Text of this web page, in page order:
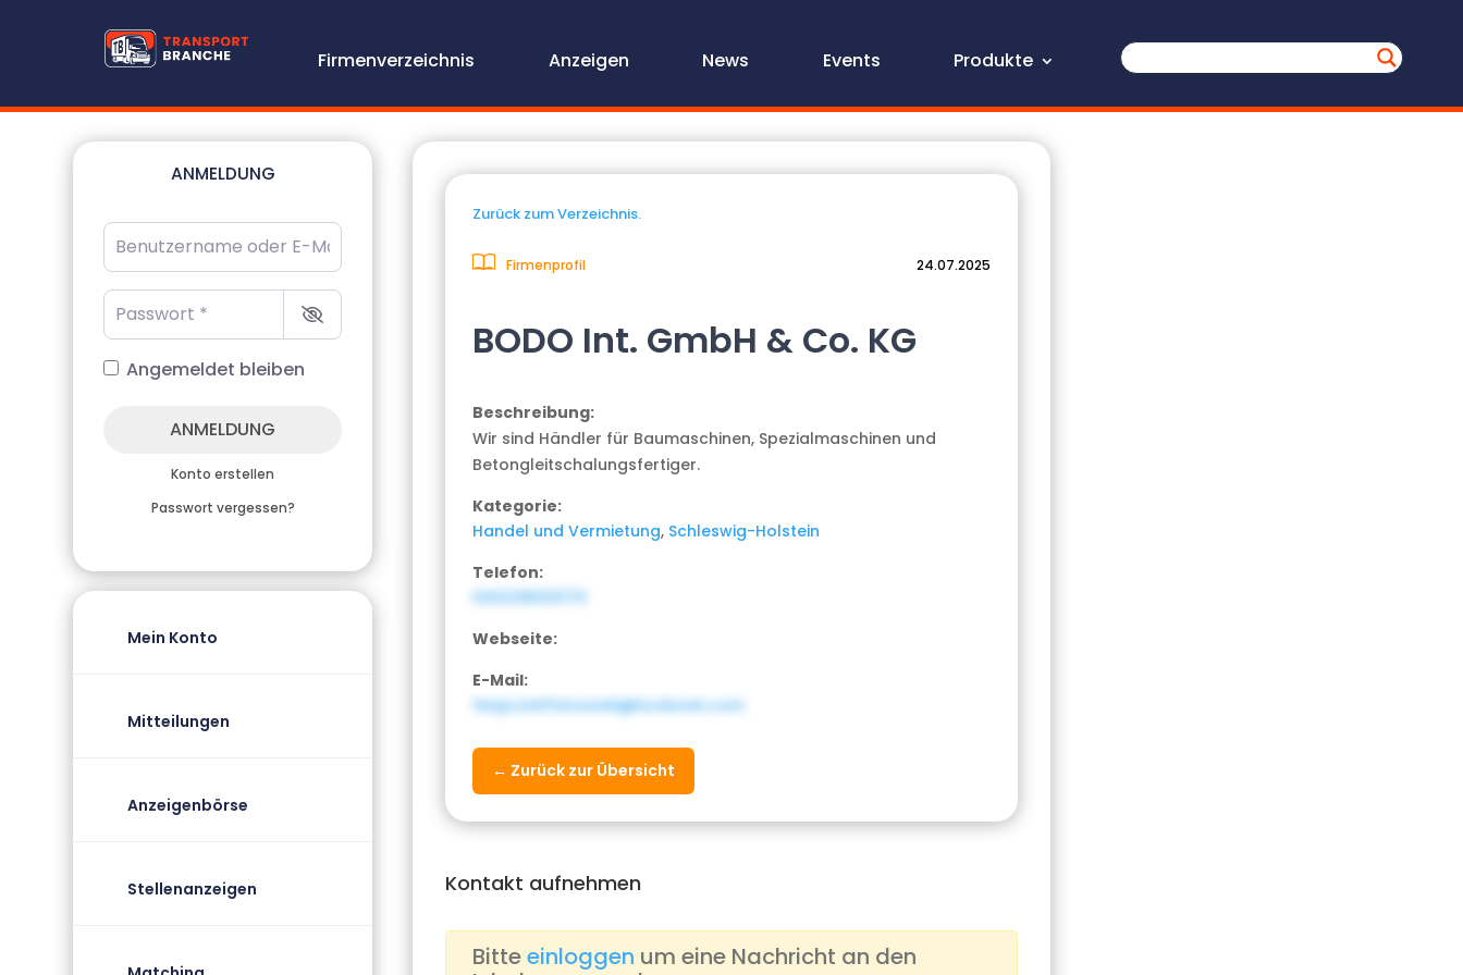
Firmenverzeichnis Anzeigen News Events Produkte
ANMELDUNG
Benutzername oder E-Mail-Adresse
Passwort
Angemeldet bleiben
ANMELDUNG
Konto erstellen
Passwort vergessen?
Mein Konto
Mitteilungen
Anzeigenbörse
Stellenanzeigen
Zurück zum Verzeichnis.
Firmenprofil 24.07.2025
BODO Int. GmbH & Co. KG
Beschreibung:
Wir sind Händler für Baumaschinen, Spezialmaschinen und
Betongleitschalungsfertiger.
Kategorie:
Handel und Vermietung, Schleswig-Holstein
Telefon:
043238025170
Webseite:
E-Mail:
fenja.steffanowski@bodonet.com
← Zurück zur Übersicht
Kontakt aufnehmen
Bitteeinloggen um eine Nachricht an den